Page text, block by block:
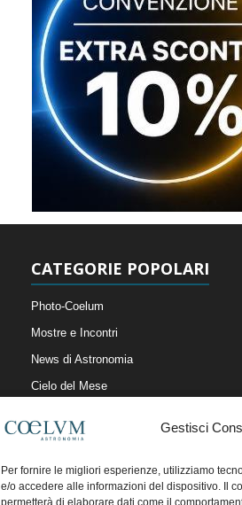
Gestisci
Per fornire le migliori esperienze, utilizziamo
e/o accedere alle informazioni del dispositivo. Il
permetterà di elaborare dati come il
CATEGORIE POPOLARI
Photo-Coelum
Mostre e Incontri
News di Astronomia
Cielo del Mese
Articoli e Risorse On-Line
Il Blog della Redazione